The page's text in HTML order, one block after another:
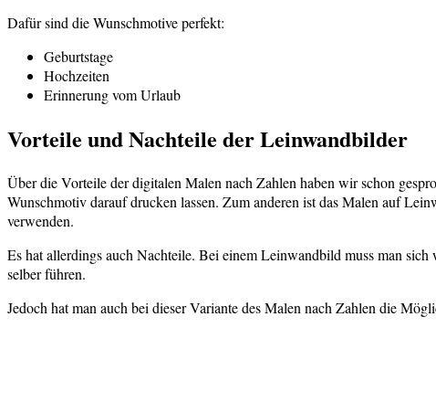
Dafür sind die Wunschmotive perfekt:
Geburtstage
Hochzeiten
Erinnerung vom Urlaub
Vorteile und Nachteile der Leinwandbilder
Über die Vorteile der digitalen Malen nach Zahlen haben wir schon
Wunschmotiv darauf drucken lassen. Zum anderen ist das Malen auf
verwenden.
Es hat allerdings auch Nachteile. Bei einem Leinwandbild muss man
selber führen.
Jedoch hat man auch bei dieser Variante des Malen nach Zahlen die